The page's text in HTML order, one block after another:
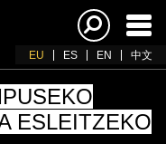
EU ES EN 中文
ESLEITZEKO